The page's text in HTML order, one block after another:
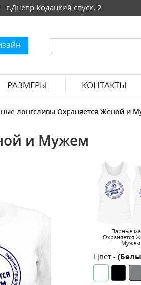
г.Днепр Кодацкий спуск, 2
РАЗМЕРЫ КОНТАКТЫ
лонгсливы Охраняется Женой и
и Мужем
Парные
Охраняется
Мужем
Цвет -